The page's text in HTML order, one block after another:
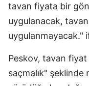
tavan fiyata bir
uygulanacak,
uygulanmayacak."
Peskov, tavan fiyat
saçmalık" şeklinde